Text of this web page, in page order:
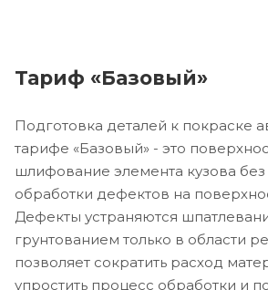
Тариф «Базовый»
Подготовка деталей к покраске
тарифе «Базовый» - это
шлифование элемента кузова без
обработки дефектов на
Дефекты устраняются
грунтованием только в области
позволяет сократить расход
упростить процесс обработки и